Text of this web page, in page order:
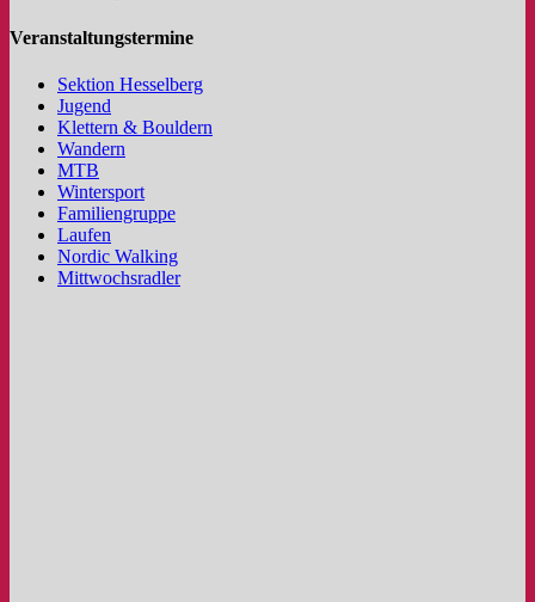
Veranstaltungstermine
Sektion Hesselberg
Jugend
Klettern & Bouldern
Wandern
MTB
Wintersport
Familiengruppe
Laufen
Nordic Walking
Mittwochsradler